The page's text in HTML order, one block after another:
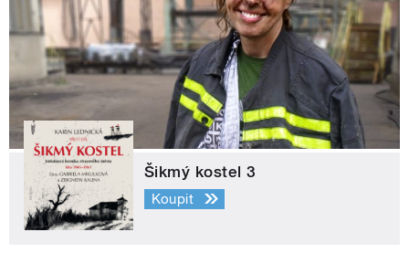
Šikmý kostel 3
Koupit